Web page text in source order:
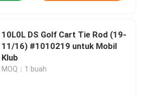
10L0L DS Golf Cart Tie Rod (19-
11/16) #1010219 untuk Mobil
Klub
MOQ：1 buah